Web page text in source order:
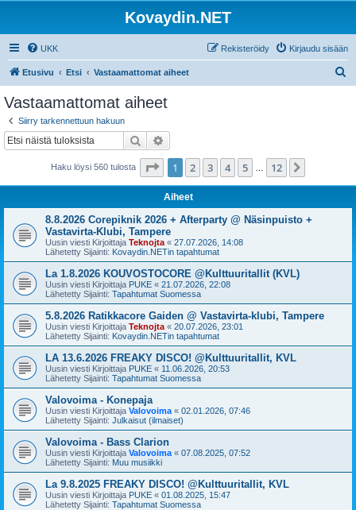
Kovaydin.NET
UKK Kirjaudu sisään
Rekisteröidy
Etusivu Etsi Vastaamattomat aiheet
Vastaamattomat aiheet
Siirry tarkennettuun hakuun
Etsi
Haku löysi 560 tulosta Sivu /12
1 2 3 4 5 12
Aiheet
8.8.2026 Corepiknik 2026 + Afterparty @ Näsinpuisto +
Vastavirta-Klubi, Tampere
Uusin viesti Kirjoittaja Teknojta « 27.07.2026, 14:08
Lähetetty Sijainti: Kovaydin.NETin tapahtumat
La 1.8.2026 KOUVOSTOCORE @Kulttuuritallit (KVL)
Uusin viesti Kirjoittaja PUKE « 21.07.2026, 22:08
Lähetetty Sijainti: Tapahtumat Suomessa
5.8.2026 Ratikkacore Gaiden @ Vastavirta-klubi, Tampere
Uusin viesti Kirjoittaja Teknojta « 20.07.2026, 23:01
Lähetetty Sijainti: Kovaydin.NETin tapahtumat
LA 13.6.2026 FREAKY DISCO! @Kulttuuritallit, KVL
Uusin viesti Kirjoittaja PUKE « 11.06.2026, 20:53
Lähetetty Sijainti: Tapahtumat Suomessa
Valovoima - Konepaja
Uusin viesti Kirjoittaja Valovoima « 02.01.2026, 07:46
Lähetetty Sijainti: Julkaisut (ilmaiset)
Valovoima - Bass Clarion
Uusin viesti Kirjoittaja Valovoima « 07.08.2025, 07:52
Lähetetty Sijainti: Muu musiikki
La 9.8.2025 FREAKY DISCO! @Kulttuuritallit, KVL
Uusin viesti Kirjoittaja PUKE « 01.08.2025, 15:47
Lähetetty Sijainti: Tapahtumat Suomessa